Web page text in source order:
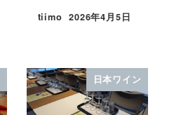
tiimo 2026年4月5日
日本ワイン